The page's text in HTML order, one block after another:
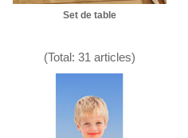
Set de table
(Total: 31 articles)